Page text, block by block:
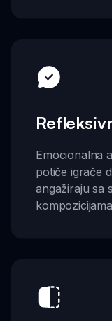
Emocionalna
potiče igrače
angažiraju sa